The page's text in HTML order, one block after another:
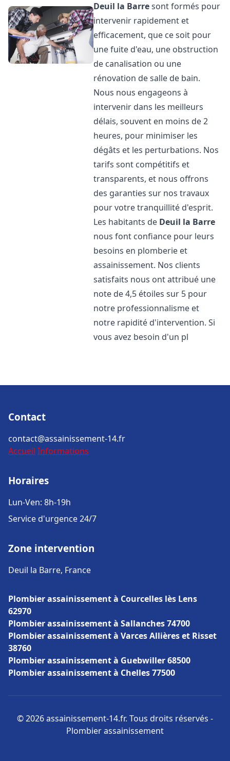
Deuil la Barresont formés pour
intervenir rapidement et
efficacement, que ce soit pour
une fuite d'eau, une obstruction
de canalisation ou une
rénovation de salle de bain.
Nous nous engageons à
intervenir dans les meilleurs
délais, souvent en moins de 2
heures, pour minimiser les
dégâts et les perturbations. Nos
tarifs sont compétitifs et
transparents, et nous offrons
des garanties sur nos travaux
pour votre tranquillité d'esprit.
Les habitants de Deuil la Barre
nous font confiance pour leurs
besoins en plomberie et
assainissement. Nos clients
satisfaits nous ont attribué une
note de 4,5 étoiles sur 5 pour
notre professionnalisme et
notre rapidité d'intervention. Si
vous avez besoin d'un pl
Contact
contact@assainissement-14.fr
Accueil Informations
Horaires
Lun-Ven: 8h-19h
Service d'urgence 24/7
Zone intervention
Deuil la Barre, France
Plombier assainissement à Courcelles lès Lens
62970
Plombier assainissement à Sallanches 74700
Plombier assainissement à Varces Allières et Risset
38760
Plombier assainissement à Guebwiller 68500
Plombier assainissement à Chelles 77500
© 2026 assainissement-14.fr. Tous droits réservés -
Plombier assainissement